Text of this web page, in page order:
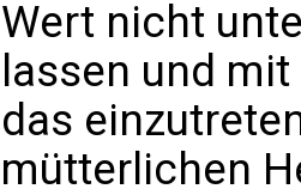
Wert nicht
lassen und
das
mütterlichen